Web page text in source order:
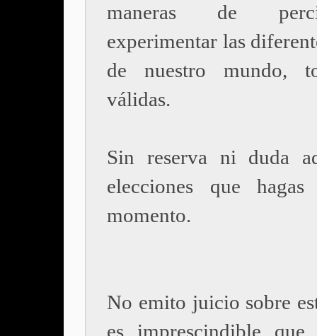
maneras de
experimentar las
de nuestro mundo,
válidas.
Sin reserva ni duda
elecciones que
momento.
No emito juicio sobre
es imprescindible